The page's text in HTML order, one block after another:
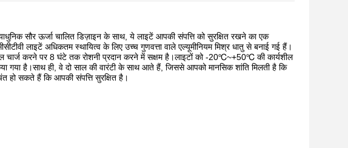
सौर ऊर्जा चालित डिज़ाइन के साथ, ये लाइटें आपकी संपत्ति को सुरक्षित रखने का एक
लाइटें अधिकतम स्थायित्व के लिए उच्च गुणवत्ता वाले एल्यूमीनियम मिश्र धातु से बनाई गई हैं।
करने पर 8 घंटे तक रोशनी प्रदान करने में सक्षम है।लाइटों को -20℃~+50℃ की कार्यशील
गया है।साथ ही, वे दो साल की वारंटी के साथ आते हैं, जिससे आपको मानसिक शांति मिलती है कि
हो सकते हैं कि आपकी संपत्ति सुरक्षित है।